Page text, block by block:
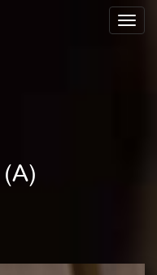
Toggle